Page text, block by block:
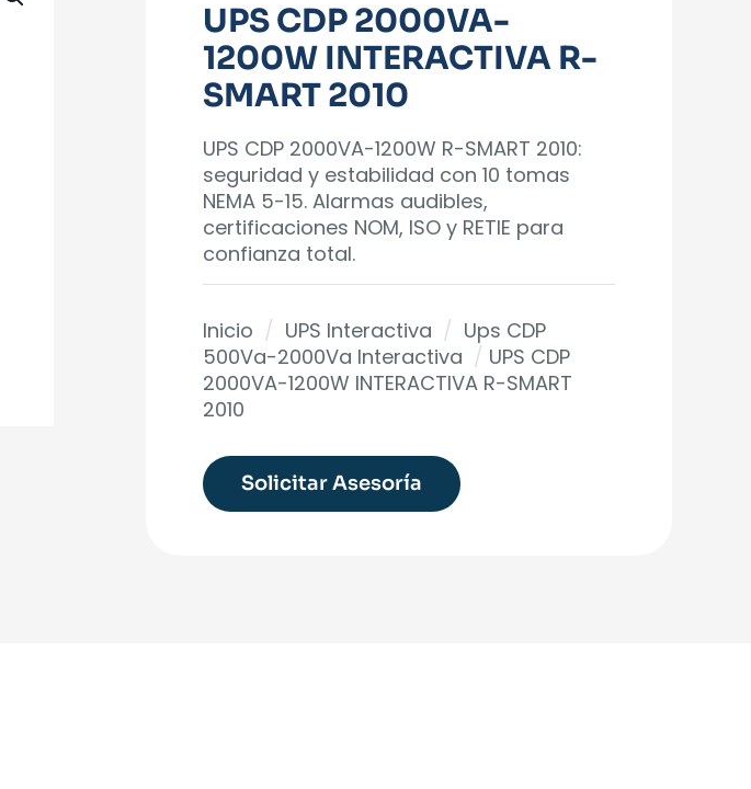
UPS CDP 2000VA-
1200W INTERACTIVA R-
SMART 2010
UPS CDP 2000VA-1200W R-SMART 2010:
seguridad y estabilidad con 10 tomas
NEMA 5-15. Alarmas audibles,
certificaciones NOM, ISO y RETIE para
confianza total.
Inicio / UPS Interactiva / Ups CDP
500Va-2000Va Interactiva / UPS CDP
2000VA-1200W INTERACTIVA R-SMART
2010
Solicitar Asesoría